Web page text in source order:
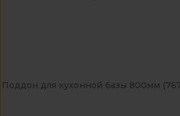
Поддон для кухонной базы 800мм